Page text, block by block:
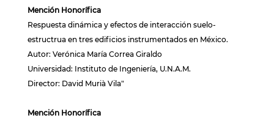
Mención Honorífica
Respuesta dinámica y efectos de interacción suelo-
estructrua en tres edificios instrumentados en México.
Autor: Verónica María Correa Giraldo
Universidad: Instituto de Ingeniería, U.N.A.M.
Director: David Murià Vila"
Mención Honorífica